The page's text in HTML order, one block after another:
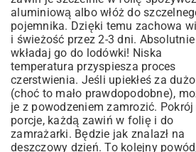
aluminiową albo włóż do
pojemnika. Dzięki temu zachowa
i świeżość przez 2-3 dni.
wkładaj go do lodówki! Niska
temperatura przyspiesza proces
czerstwienia. Jeśli upiekłeś za dużo
(choć to mało prawdopodobne),
je z powodzeniem zamrozić. Pokrój
porcje, każdą zawiń w folię i do
zamrażarki. Będzie jak znalazł na
deszczowy dzień. To kolejny